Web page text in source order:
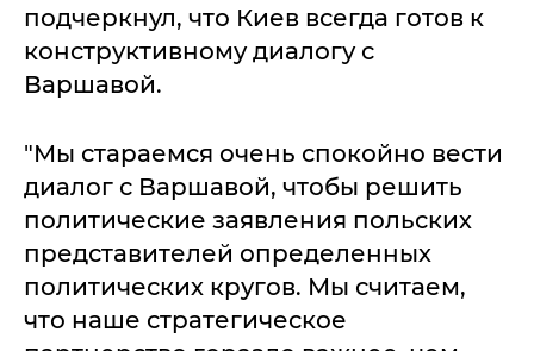
подчеркнул, что Киев всегда готов к
конструктивному диалогу с
Варшавой.
"Мы стараемся очень спокойно вести
диалог с Варшавой, чтобы решить
политические заявления польских
представителей определенных
политических кругов. Мы считаем,
что наше стратегическое